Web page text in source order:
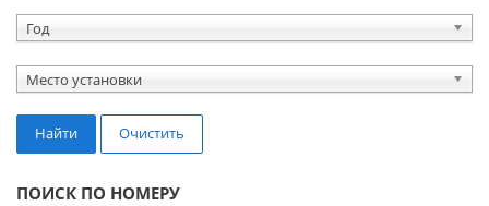
Год
Место установки
Найти Очистить
ПОИСК ПО НОМЕРУ